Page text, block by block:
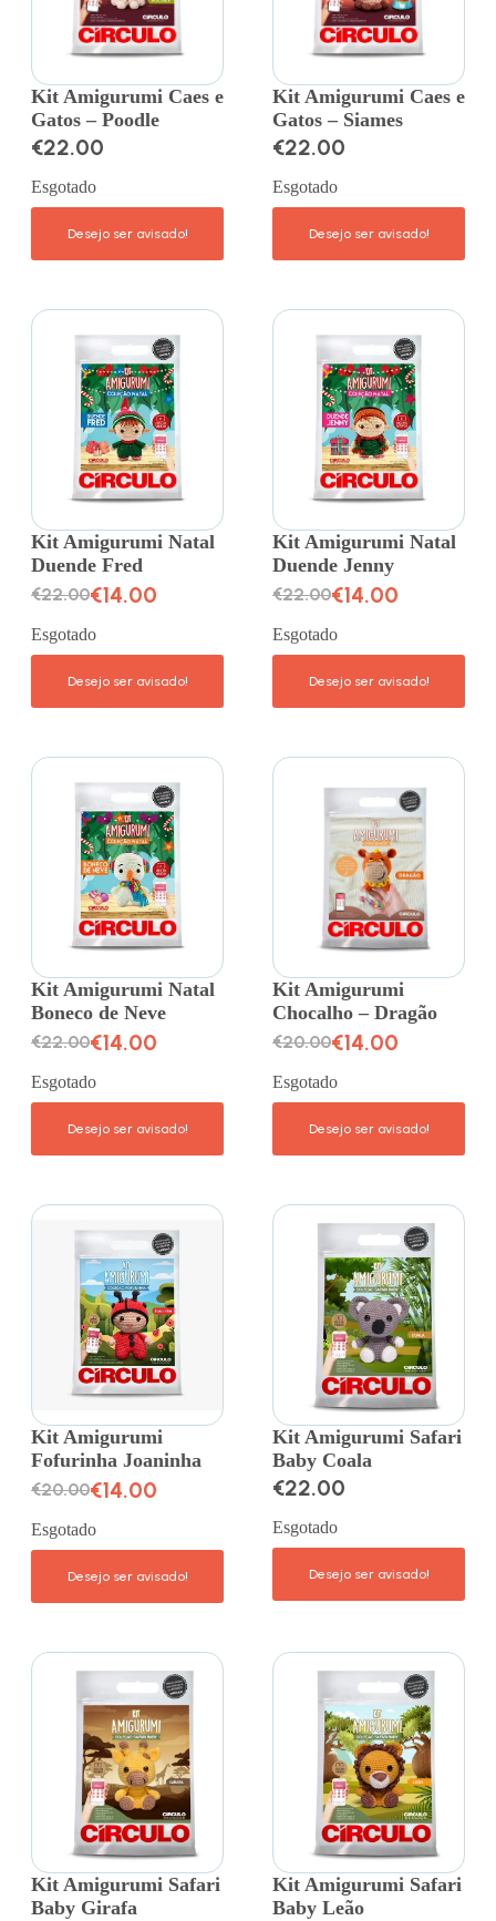
Kit Amigurumi Caes e
Gatos – Poodle
€22.00
Esgotado
Kit Amigurumi Caes e
Gatos – Siames
€22.00
Esgotado
Kit Amigurumi Natal
Duende Fred
€22.00€14.00
Esgotado
Kit Amigurumi Natal
Duende Jenny
€22.00€14.00
Esgotado
Kit Amigurumi Natal
Boneco de Neve
€22.00€14.00
Esgotado
Kit Amigurumi
Chocalho – Dragão
€20.00€14.00
Esgotado
Kit Amigurumi
Fofurinha Joaninha
€20.00€14.00
Esgotado
Kit Amigurumi Safari
Baby Coala
€22.00
Esgotado
Kit Amigurumi Safari
Baby Girafa
Kit Amigurumi Safari
Baby Leão